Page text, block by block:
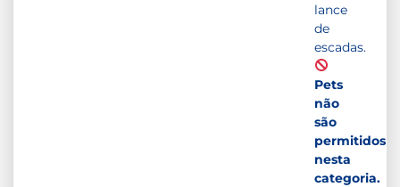
lance
de
escadas.
Pets
não
são
permitidos
nesta
categoria.